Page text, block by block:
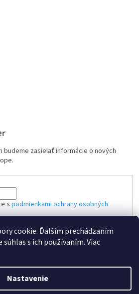
cookie. Ďalším prechádzaním
s ich používaním. Viac
Nastavenie
budeme zasielať informácie o nových
s podmienkami ochrany osobných
Vytvoril Shoptet